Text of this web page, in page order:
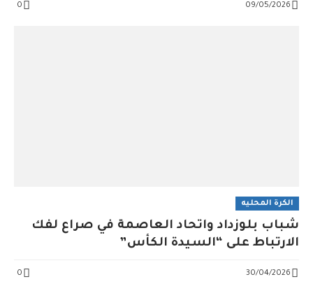
09/05/2026
0
الكرة المحليه
شباب بلوزداد واتحاد العاصمة في صراع لفك
الارتباط على “السيدة الكأس”
30/04/2026
0